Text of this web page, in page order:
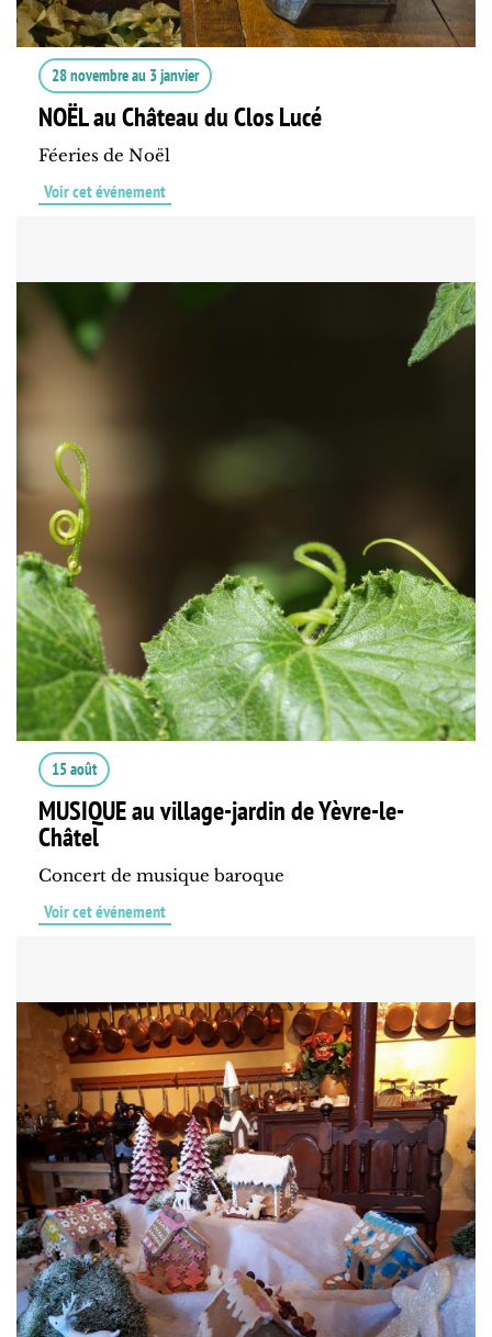
28 novembreau 3 janvier
NOËL au Château du Clos Lucé
Féeries de Noël
Voir cet événement
15 août
MUSIQUE au village-jardin de Yèvre-le-
Châtel
Concert de musique baroque
Voir cet événement